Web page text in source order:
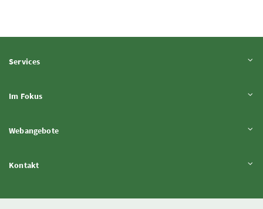
ServicesInhalt aufklappen
Im FokusInhalt aufklappen
WebangeboteInhalt aufklappen
KontaktInhalt aufklappen